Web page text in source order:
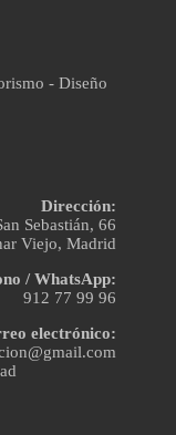
- Diseño
Dirección:
Sebastián, 66
Viejo, Madrid
/ WhatsApp:
912 77 99 96
electrónico: